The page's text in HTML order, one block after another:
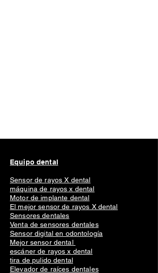
Equipo dental
Sensor de rayos X dental
máquina de rayos x dental
Motor de implante dental
El mejor sensor de rayos X dental
Sensores dentales
Venta de sensores dentales
Sensor digital en odontología
Mejor sensor dental
escáner de rayos x dental
tira de pulido dental
Elevador de raíces dentales